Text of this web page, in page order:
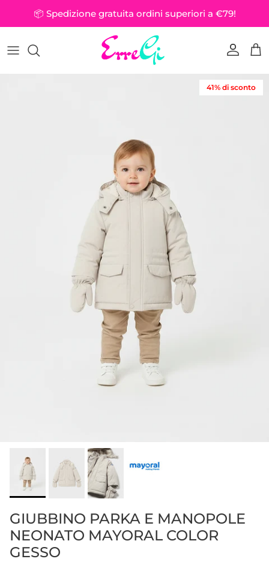
Passa ai contenuti
📦 Spedizione gratuita ordini superiori a €79!
Account
41% di sconto
GIUBBINO PARKA E MANOPOLE
NEONATO MAYORAL COLOR
GESSO